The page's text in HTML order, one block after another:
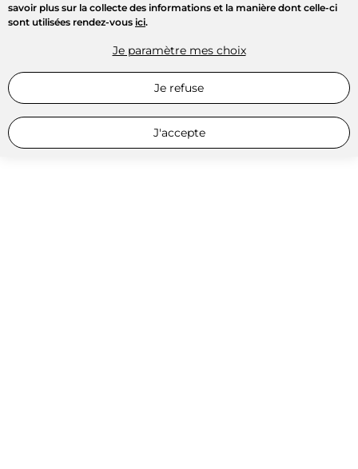
savoir plus sur la collecte des informations et la manière dont celle-ci
sont utilisées rendez-vous ici.
Je paramètre mes choix
Je refuse
J'accepte